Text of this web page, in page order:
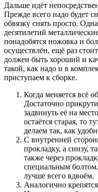
Дальше идёт
Прежде всего надо будет
обвязку снять просто.
десятилетий
понадобятся ножовка и
осуществлён, ещё раз
должен быть хороший и
такой, как надо и в
приступаем к сборке.
Когда меняется всё
Достаточно
задвинуть её на
остаётся старая, то
делаем так, как
С внутренней
прокладку, а снизу,
также через
специальным
лучше всего вдвоём.
Аналогично